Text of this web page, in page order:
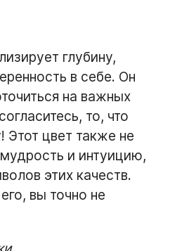
глубину,
в себе. Он
на важных
то, что
Этот цвет также не
и интуицию,
этих качеств.
вы точно не